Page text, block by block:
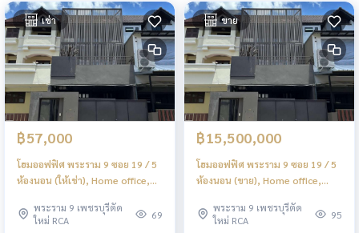
เช่า
฿57,000
โฮมออฟฟิศ พระราม 9 ซอย 19 / 5
ห้องนอน (ให้เช่า), Home office,
(FOR RENT) BZD232
พระราม 9 เพชรบุรีตัด
ใหม่ RCA
69
ขาย
฿15,500,000
โฮมออฟฟิศ พระราม 9 ซอย 19 / 5
ห้องนอน (ขาย), Home office,
(FOR SALE) BZD232
พระราม 9 เพชรบุรีตัด
ใหม่ RCA
95